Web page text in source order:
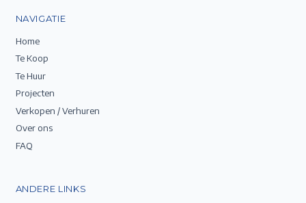
NAVIGATIE
Home
Te Koop
Te Huur
Projecten
Verkopen / Verhuren
Over ons
FAQ
ANDERE LINKS